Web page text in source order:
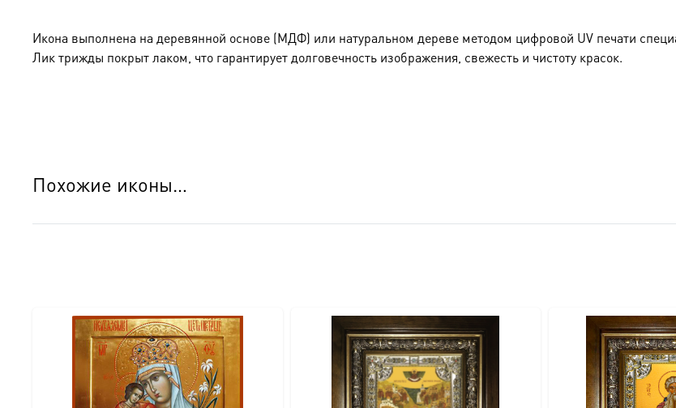
Икона выполнена на деревянной основе (МДФ) или натуральном дереве методом цифровой UV печати
Лик трижды покрыт лаком, что гарантирует долговечность изображения, свежесть и чистоту красок.
Похожие иконы…